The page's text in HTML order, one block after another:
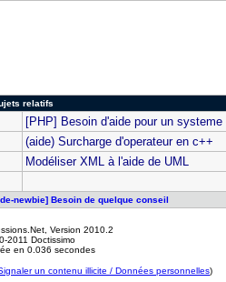
relatifs
[PHP] Besoin d'aide pour un
(aide) Surcharge d'operateur en c++
Modéliser XML à l'aide de UML
newbie] Besoin de quelque conseil
, Version 2010.2
2011 Doctissimo
en 0.036 secondes
un contenu illicite / Données personnelles)